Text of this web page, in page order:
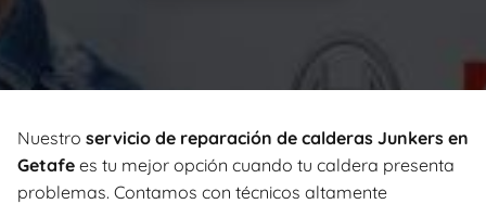
Nuestro servicio de reparación de calderas Junkers en
Getafe es tu mejor opción cuando tu caldera presenta
problemas. Contamos con técnicos altamente